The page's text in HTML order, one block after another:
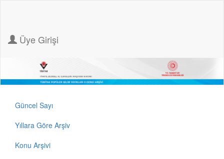
Üye Girişi
Güncel Sayı
Yıllara Göre Arşiv
Konu Arşivi